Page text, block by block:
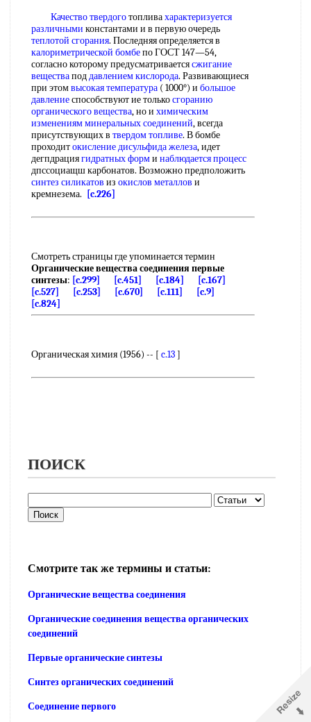
Качество твердоготопливахарактеризуется
различными константами и в первую очередь
теплотой сгорания. Последняя определяется в
калориметрической бомбепо ГОСТ 147—54,
согласно которому предусматриваетсясжигание
веществаподдавлением кислорода. Развивающиеся
при этомвысокая температура ( 1000°) и большое
давлениеспособствуют ие толькосгоранию
органического вещества, но и химическим
изменениямминеральных соединений, всегда
присутствующих в твердом топливе. В бомбе
проходитокисление дисульфида железа, идет
дегпдрациягидратных форми наблюдается процесс
дпссоциащш карбонатов. Возможно предположить
синтез силикатов из окислов металлов и
кремнезема.
[c.226]
Смотреть страницы где упоминается термин
Органические вещества соединения первые
синтезы: [c.299] [c.451] [c.184]
[c.167]
[c.527]
[c.253] [c.670] [c.111]
[c.9]
[c.824]
Органическая химия (1956) -- [ c.13]
ПОИСК
Смотрите так же термины и статьи:
Органические вещества соединения
Органические соединения вещества органических
соединений
Первые органические синтезы
Синтез органических соединений
Соединение первого